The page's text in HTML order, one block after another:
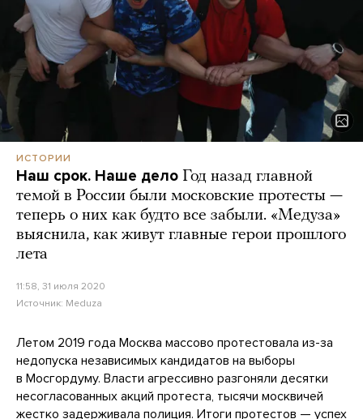
ИСТОРИИ
Наш срок. Наше дело Год назад главной
темой в России были московские протесты —
теперь о них как будто все забыли. «Медуза»
выяснила, как живут главные герои прошлого
лета
11:58, 31 июля 2020
Источник: Meduza
Летом 2019 года Москва массово протестовала из-за
недопуска независимых кандидатов на выборы
в Мосгордуму. Власти агрессивно разгоняли десятки
несогласованных акций протеста, тысячи москвичей
жестко задерживала полиция. Итоги протестов — успех